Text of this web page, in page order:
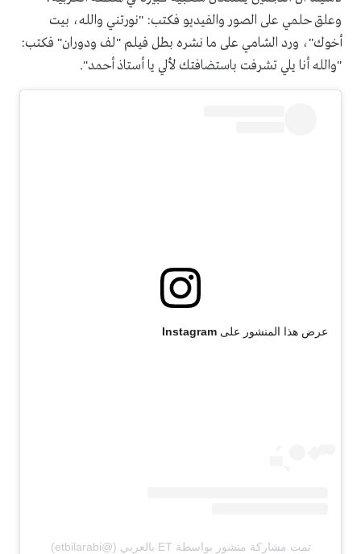
وعلق حلمي على الصور والفيديو فكتب: "نورتني والله، بيت
أخوك"، ورد الشامي على ما نشره بطل فيلم "لف ودوران" فكتب:
"والله أنا يلي تشرفت باستضافتك لألي يا أستاذ أحمد".
عرض هذا المنشور على Instagram
تمت مشاركة منشور بواسطة ‏‎ET بالعربي‎‏ (@‏‎etbilarabi‎‏)